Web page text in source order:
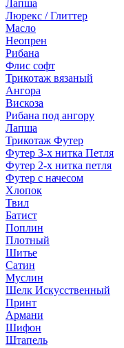
Лапша
Люрекс / Глиттер
Масло
Неопрен
Рибана
Флис софт
Трикотаж вязаный
Ангора
Вискоза
Рибана под ангору
Лапша
Трикотаж Футер
Футер 3-х нитка Петля
Футер 2-х нитка петля
Футер с начесом
Хлопок
Твил
Батист
Поплин
Плотный
Шитье
Сатин
Муслин
Шелк Искусственный
Принт
Армани
Шифон
Штапель